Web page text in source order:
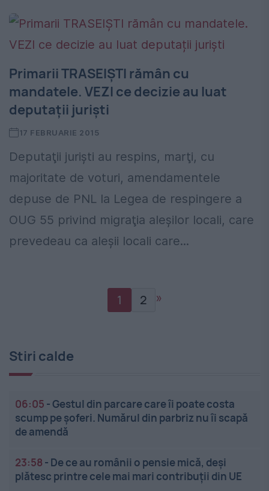
Primarii TRASEIȘTI rămân cu
mandatele. VEZI ce decizie au luat
deputații juriști
17 FEBRUARIE 2015
Deputaţii jurişti au respins, marţi, cu
majoritate de voturi, amendamentele
depuse de PNL la Legea de respingere a
OUG 55 privind migraţia aleşilor locali, care
prevedeau ca aleşii locali care...
1 2 »
Stiri calde
06:05 -Gestul din parcare care îi poate costa
scump pe șoferi. Numărul din parbriz nu îi scapă
de amendă
23:58 - De ce au românii o pensie mică, deși
plătesc printre cele mai mari contribuții din UE